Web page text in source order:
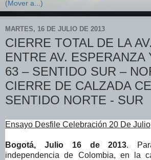
MARTES, 16 DE JULIO DE 2013
CIERRE TOTAL DE LA
ENTRE AV. ESPERANZA
63 – SENTIDO SUR –
CIERRE DE CALZADA
SENTIDO NORTE - SUR
Ensayo Desfile Celebración 20 De Julio
Bogotá, Julio 16 de 2013.
independencia de Colombia, en la